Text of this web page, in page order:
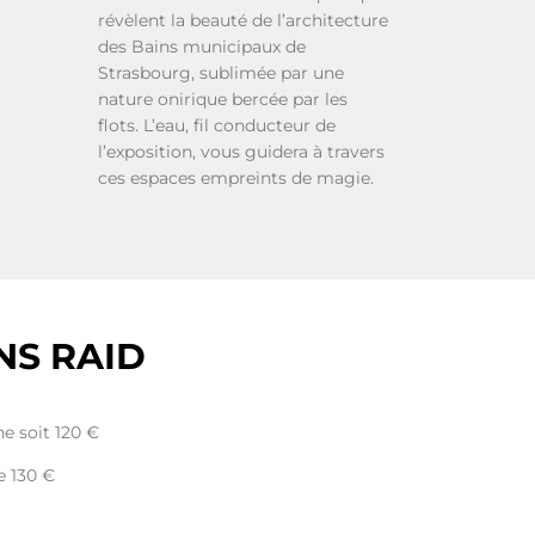
révèlent la beauté de l’architecture
des Bains municipaux de
Strasbourg, sublimée par une
nature onirique bercée par les
flots. L’eau, fil conducteur de
l’exposition, vous guidera à travers
ces espaces empreints de magie.
RAID
soit 120 €
130 €